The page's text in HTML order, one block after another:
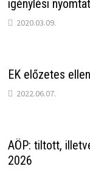
igénylési
2020.03.09.
EK előzetes
2022.06.07.
AÖP: tiltott,
2026